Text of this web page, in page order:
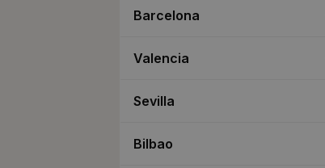
Barcelona
Valencia
Sevilla
Bilbao